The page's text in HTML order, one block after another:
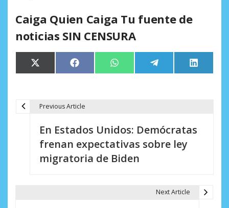
Caiga Quien Caiga Tu fuente de
noticias SIN CENSURA
Compartir
en
X
(Twitter)
Compartir
en
Facebook Compartir
en
WhatsApp Compartir
en
Telegram
en
LinkedIn
Previous Article
En Estados Unidos: Demócratas
frenan expectativas sobre ley
migratoria de Biden
Next Article